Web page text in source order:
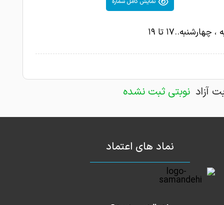
آزاد نوبتی ثبت نشده
تا ۱۹
نماد های اعتماد